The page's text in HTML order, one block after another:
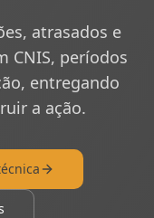
atrasados e
CNIS, períodos
entregando
a ação.